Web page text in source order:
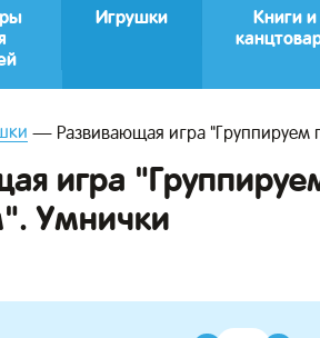
Игрушки
Книги и
Развивающая игра "Группируем
игра
Умнички